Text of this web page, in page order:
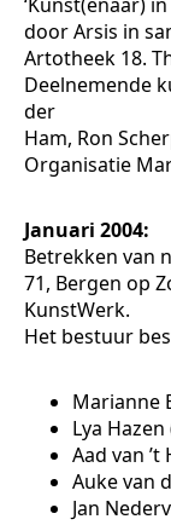
door Arsis in
Artotheek 18.
Deelnemende
der
Ham, Ron
Organisatie
Januari 2004:
Betrekken van
71, Bergen op
KunstWerk.
Het bestuur
Marianne
Lya
Aad van
Auke van
Jan